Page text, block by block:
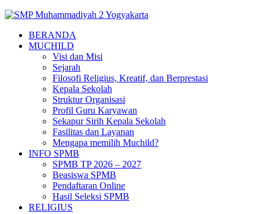
BERANDA
MUCHILD
Visi dan Misi
Sejarah
Filosofi Religius, Kreatif, dan Berprestasi
Kepala Sekolah
Struktur Organisasi
Profil Guru Karyawan
Sekapur Sirih Kepala Sekolah
Fasilitas dan Layanan
Mengapa memilih Muchild?
INFO SPMB
SPMB TP 2026 – 2027
Beasiswa SPMB
Pendaftaran Online
Hasil Seleksi SPMB
RELIGIUS